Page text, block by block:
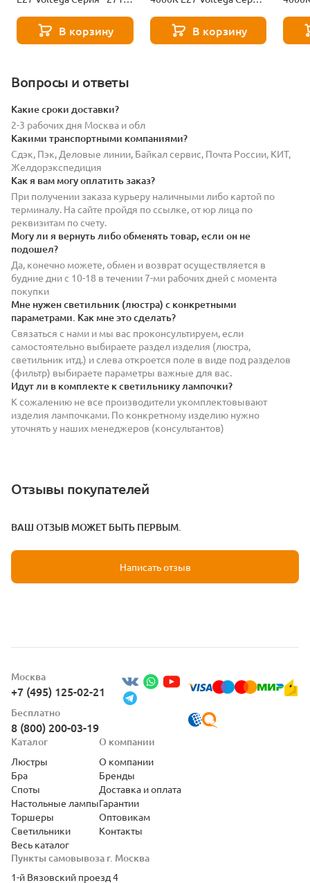
В корзину В корзину
Вопросы и ответы
Какие сроки доставки?
2-3 рабочих дня Москва и обл
Какими транспортными компаниями?
Сдэк, Пэк, Деловые линии, Байкал сервис, Почта России, КИТ,
Желдорэкспедиция
Как я вам могу оплатить заказ?
При получении заказа курьеру наличными либо картой по
терминалу. На сайте пройдя по ссылке, от юр лица по
реквизитам по счету.
Могу ли я вернуть либо обменять товар, если он не
подошел?
Да, конечно можете, обмен и возврат осуществляется в
будние дни с 10-18 в течении 7-ми рабочих дней с момента
покупки
Мне нужен светильник (люстра) с конкретными
параметрами. Как мне это сделать?
Связаться с нами и мы вас проконсультируем, если
самостоятельно выбираете раздел изделия (люстра,
светильник итд.) и слева откроется поле в виде под разделов
(фильтр) выбираете параметры важные для вас.
Идут ли в комплекте к светильнику лампочки?
К сожалению не все производители укомплектовывают
изделия лампочками. По конкретному изделию нужно
уточнять у наших менеджеров (консультантов)
Отзывы покупателей
ВАШ ОТЗЫВ МОЖЕТ БЫТЬ ПЕРВЫМ.
Написать отзыв
Москва
+7 (495) 125-02-21
Бесплатно
8 (800) 200-03-19
Пункты самовывоза г. Москва
1-й Вязовский проезд 4
Каталог
Люстры
Бра
Споты
Настольные лампы
Торшеры
Светильники
Весь каталог
О компании
О компании
Бренды
Доставка и оплата
Гарантии
Оптовикам
Контакты